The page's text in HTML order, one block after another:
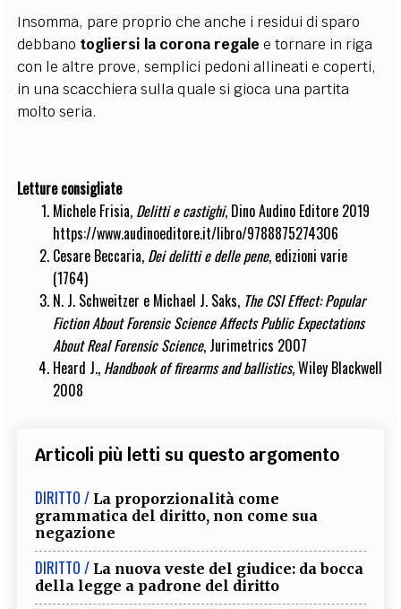
Insomma, pare proprio che anche i residui di sparo
debbano togliersi la corona regale e tornare in riga
con le altre prove, semplici pedoni allineati e coperti,
in una scacchiera sulla quale si gioca una partita
molto seria.
Letture consigliate
Michele Frisia, Delitti e castighi, Dino Audino Editore 2019
https://www.audinoeditore.it/libro/9788875274306
Cesare Beccaria, Dei delitti e delle pene, edizioni varie
(1764)
N. J. Schweitzer e Michael J. Saks, The CSI Effect: Popular
Fiction About Forensic Science Affects Public Expectations
About Real Forensic Science, Jurimetrics 2007
Heard J., Handbook of firearms and ballistics, Wiley Blackwell
2008
Articoli più letti su questo argomento
DIRITTO / La proporzionalità come
grammatica del diritto, non come sua
negazione
DIRITTO / La nuova veste del giudice: da bocca
della legge a padrone del diritto